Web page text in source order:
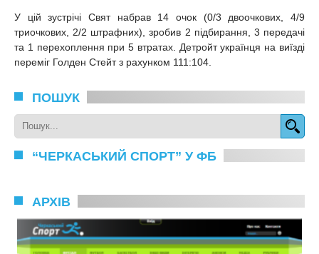
У цій зустрічі Свят набрав 14 очок (0/3 двоочкових, 4/9
триочкових, 2/2 штрафних), зробив 2 підбирання, 3 передачі
та 1 перехоплення при 5 втратах. Детройт українця на виїзді
переміг Голден Стейт з рахунком 111:104.
ПОШУК
“ЧЕРКАСЬКИЙ СПОРТ” У ФБ
АРХІВ